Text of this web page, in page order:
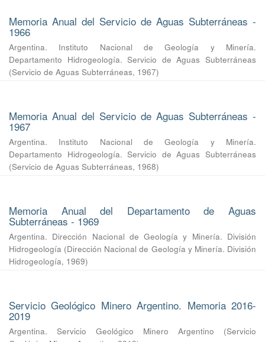
Memoria Anual del Servicio de Aguas Subterráneas -
1966
Argentina. Instituto Nacional de Geología y Minería.
Departamento Hidrogeología. Servicio de Aguas Subterráneas
(Servicio de Aguas Subterráneas, 1967)
Memoria Anual del Servicio de Aguas Subterráneas -
1967
Argentina. Instituto Nacional de Geología y Minería.
Departamento Hidrogeología. Servicio de Aguas Subterráneas
(Servicio de Aguas Subterráneas, 1968)
Memoria Anual del Departamento de Aguas
Subterráneas - 1969
Argentina. Dirección Nacional de Geología y Minería. División
Hidrogeología (Dirección Nacional de Geología y Minería. División
Hidrogeología, 1969)
Servicio Geológico Minero Argentino. Memoria 2016-
2019
Argentina. Servicio Geológico Minero Argentino (Servicio